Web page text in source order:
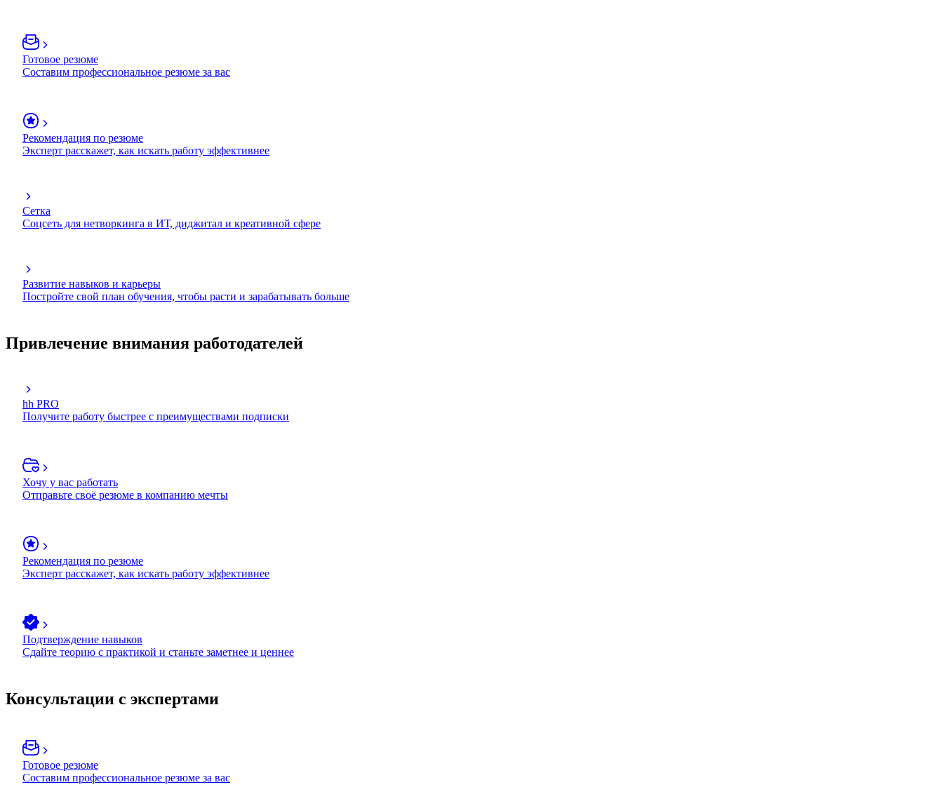
Готовое резюме
Составим профессиональное резюме за вас
Рекомендация по резюме
Эксперт расскажет, как искать работу эффективнее
Сетка
Соцсеть для нетворкинга в ИТ, диджитал и креативной сфере
Развитие навыков и карьеры
Постройте свой план обучения, чтобы расти и зарабатывать больше
Привлечение внимания работодателей
hh PRO
Получите работу быстрее с преимуществами подписки
Хочу у вас работать
Отправьте своё резюме в компанию мечты
Рекомендация по резюме
Эксперт расскажет, как искать работу эффективнее
Подтверждение навыков
Сдайте теорию с практикой и станьте заметнее и ценнее
Консультации с экспертами
Готовое резюме
Составим профессиональное резюме за вас